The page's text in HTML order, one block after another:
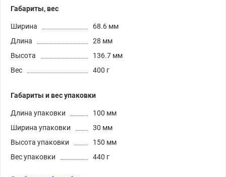
Габариты, вес
Ширина
68.6 мм
Длина
28 мм
Высота
136.7 мм
Вес
400 г
Габариты и вес упаковки
Длина упаковки
100 мм
Ширина упаковки
30 мм
Высота упаковки
150 мм
Вес упаковки
440 г